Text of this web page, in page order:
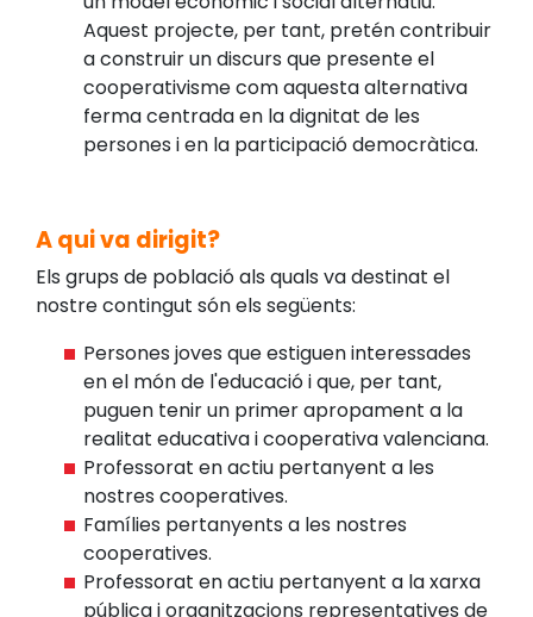
Aquest projecte, per tant, pretén contribuir
a construir un discurs que presente el
cooperativisme com aquesta alternativa
ferma centrada en la dignitat de les
persones i en la participació democràtica.
A qui va dirigit?
Els grups de població als quals va destinat el
nostre contingut són els següents:
Persones joves que estiguen interessades
en el món de l'educació i que, per tant,
puguen tenir un primer apropament a la
realitat educativa i cooperativa valenciana.
Professorat en actiu pertanyent a les
nostres cooperatives.
Famílies pertanyents a les nostres
cooperatives.
Professorat en actiu pertanyent a la xarxa
pública i organitzacions representatives de